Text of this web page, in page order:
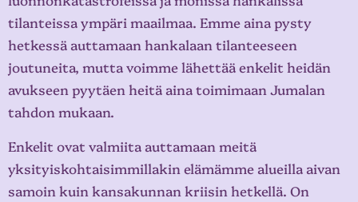
tilanteissa ympäri maailmaa. Emme aina pysty
hetkessä auttamaan hankalaan tilanteeseen
joutuneita, mutta voimme lähettää enkelit heidän
avukseen pyytäen heitä aina toimimaan Jumalan
tahdon mukaan.
Enkelit ovat valmiita auttamaan meitä
yksityiskohtaisimmillakin elämämme alueilla aivan
samoin kuin kansakunnan kriisin hetkellä. On